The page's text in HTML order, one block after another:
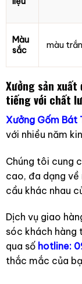
Màu
sắc
màu
Xưởng sản xuất
tiếng với chất
Xưởng Gốm Bát
với nhiều năm
Chúng tôi cung
cao, đa dạng về
cầu khác nhau
Dịch vụ giao
sóc khách hàng
qua số hotline:
thắc mắc của